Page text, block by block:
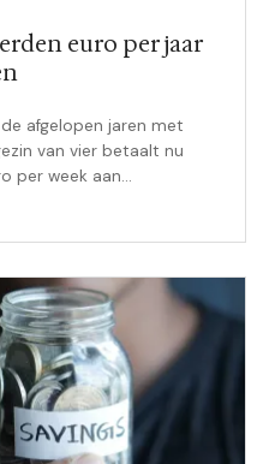
euro per jaar
afgelopen jaren met
van vier betaalt nu
per week aan
concrete